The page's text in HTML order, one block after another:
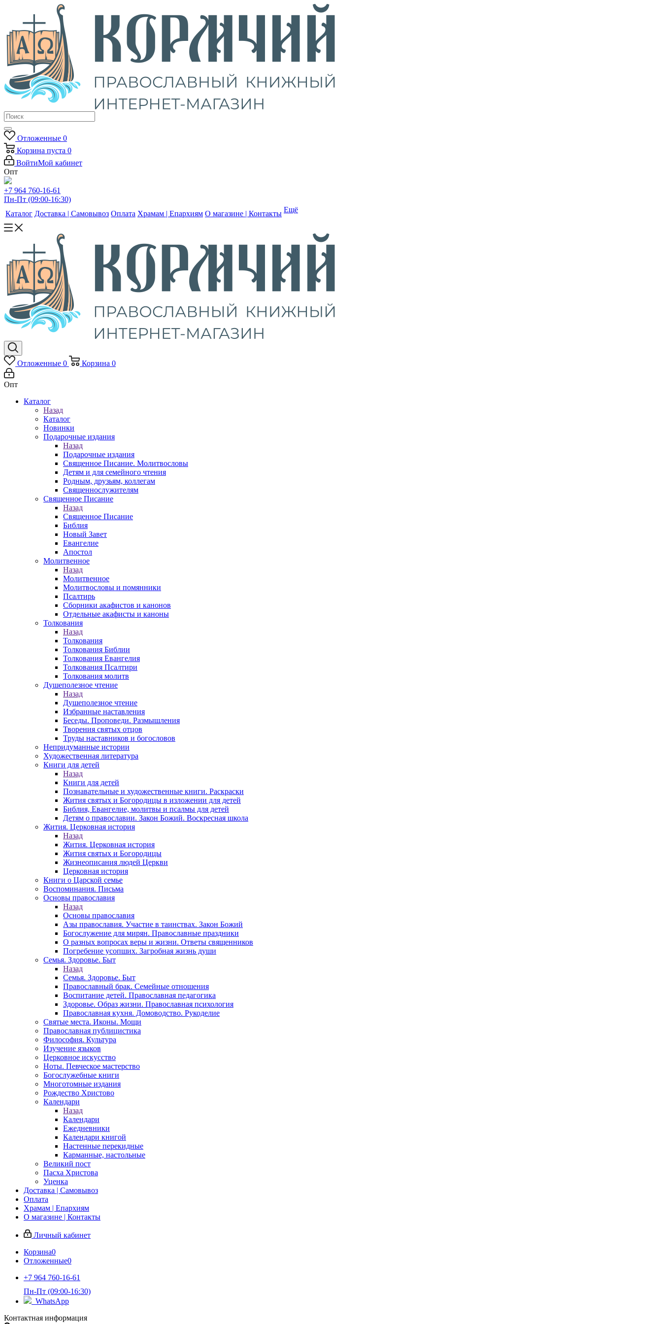
Отложенные 0
Корзина пуста 0
ВойтиМой кабинет
Опт
+7 964 760-16-61
Пн-Пт (09:00-16:30)
Каталог Доставка | Самовывоз Оплата Храмам | Епархиям О магазине | Контакты Ещё
Отложенные 0 Корзина 0
Опт
Каталог
Назад
Каталог
Новинки
Подарочные издания
Назад
Подарочные издания
Священное Писание. Молитвословы
Детям и для семейного чтения
Родным, друзьям, коллегам
Священнослужителям
Священное Писание
Назад
Священное Писание
Библия
Новый Завет
Евангелие
Апостол
Молитвенное
Назад
Молитвенное
Молитвословы и помянники
Псалтирь
Сборники акафистов и канонов
Отдельные акафисты и каноны
Толкования
Назад
Толкования
Толкования Библии
Толкования Евангелия
Толкования Псалтири
Толкования молитв
Душеполезное чтение
Назад
Душеполезное чтение
Избранные наставления
Беседы. Проповеди. Размышления
Творения святых отцов
Труды наставников и богословов
Непридуманные истории
Художественная литература
Книги для детей
Назад
Книги для детей
Познавательные и художественные книги. Раскраски
Жития святых и Богородицы в изложении для детей
Библия, Евангелие, молитвы и псалмы для детей
Детям о православии. Закон Божий. Воскресная школа
Жития. Церковная история
Назад
Жития. Церковная история
Жития святых и Богородицы
Жизнеописания людей Церкви
Церковная история
Книги о Царской семье
Воспоминания. Письма
Основы православия
Назад
Основы православия
Азы православия. Участие в таинствах. Закон Божий
Богослужение для мирян. Православные праздники
О разных вопросах веры и жизни. Ответы священников
Погребение усопших. Загробная жизнь души
Семья. Здоровье. Быт
Назад
Семья. Здоровье. Быт
Православный брак. Семейные отношения
Воспитание детей. Православная педагогика
Здоровье. Образ жизни. Православная психология
Православная кухня. Домоводство. Рукоделие
Святые места. Иконы. Мощи
Православная публицистика
Философия. Культура
Изучение языков
Церковное искусство
Ноты. Певческое мастерство
Богослужебные книги
Многотомные издания
Рождество Христово
Календари
Назад
Календари
Ежедневники
Календари книгой
Настенные перекидные
Карманные, настольные
Великий пост
Пасха Христова
Уценка
Доставка | Самовывоз
Оплата
Храмам | Епархиям
О магазине | Контакты
Личный кабинет
Корзина0
Отложенные0
+7 964 760-16-61
Пн-Пт (09:00-16:30)
WhatsApp
Контактная информация